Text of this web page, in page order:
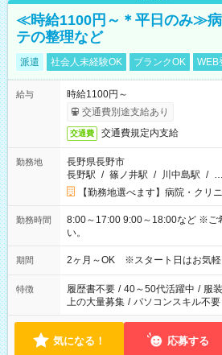
≪時給1100円～＊平日のみ≫
テの整理など
派遣 社会人未経験OK ブランクOK WEB
給与
時給1100円～
交通費別途支給あり
交通費 交通費規定内支給
勤務地
長野県長野市
長野駅 / 篠ノ井駅 / 川中島駅 / …
【勤務地選べます】病院・クリ
勤務時間
8:00～17:00 9:00～18:00など ※ご
い。
期間 2ヶ月～OK ※スタート日はお気軽
特徴 履歴書不要 / 40～50代活躍中 / 服
上の大量募集 / パソコンスキル不要
気になる！ 応募する